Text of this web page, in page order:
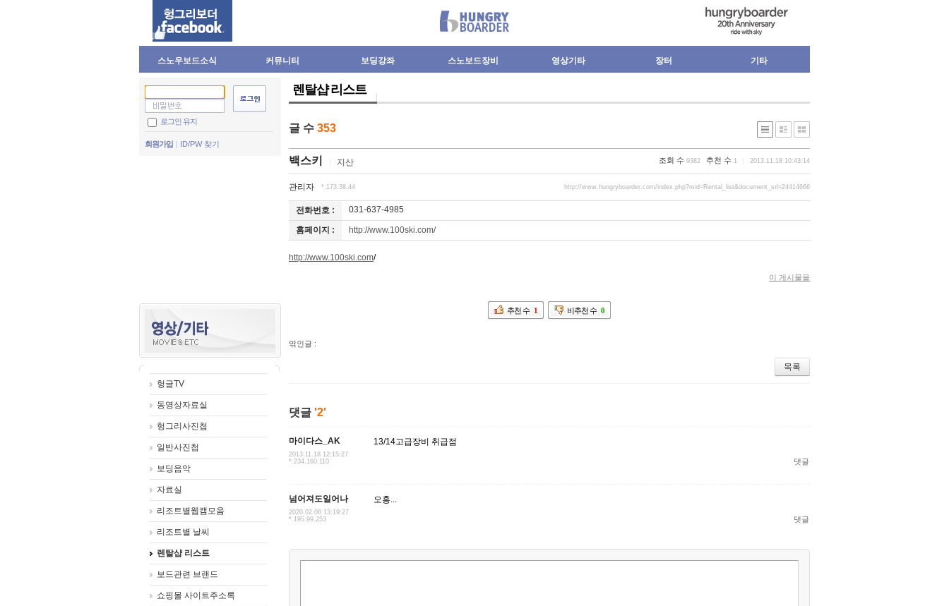
스노우보드소식 커뮤니티 보딩강좌 스노보드장비 영상기타 장터 기타
로그인 유지
회원가입 ID/PW 찾기
헝글TV
동영상자료실
헝그리사진첩
일반사진첩
보딩음악
자료실
리조트별웹캠모음
리조트별 날씨
렌탈샵 리스트
보드관련 브랜드
쇼핑몰 사이트주소록
렌탈샵 리스트
글 수 353
백스키 지산 조회 수 9382 추천 수 1 2013.11.18 10:43:14
관리자 *.173.38.44 http://www.hungryboarder.com/index.php?mid=Rental_list&document_srl=24414666
전화번호 : 031-637-4985
홈페이지 : http://www.100ski.com/
http://www.100ski.com/
이 게시물을
추천 수 1 비추천 수 0
엮인글 :
목록
댓글 '2'
마이다스_AK
2013.11.18 12:15:27
*.234.160.110
13/14고급장비 취급점
댓글
넘어져도일어나
2020.02.06 13:19:27
*.195.99.253
오홍...
댓글